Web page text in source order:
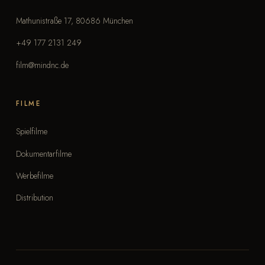
Mathunistraße 17, 80686 München
+49 177 2131 249
film@mindnc.de
FILME
Spielfilme
Dokumentarfilme
Werbefilme
Distribution